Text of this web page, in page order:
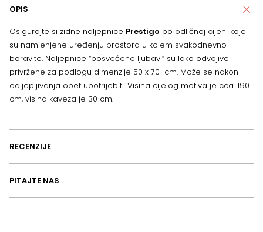
OPIS
Osigurajte si zidne naljepnice Prestigo po odličnoj cijeni koje
su namjenjene uređenju prostora u kojem svakodnevno
boravite. Naljepnice “posvećene ljubavi” su lako odvojive i
privržene za podlogu dimenzije 50 x 70 cm. Može se nakon
odljepljivanja opet upotrijebiti. Visina cijelog motiva je cca. 190
cm, visina kaveza je 30 cm.
RECENZIJE
PITAJTE NAS